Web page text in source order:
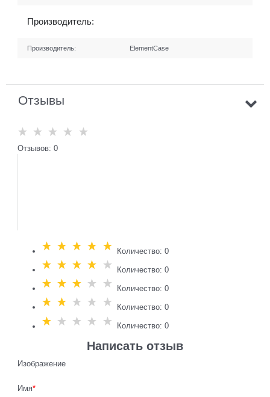
Производитель:
Производитель: ElementCase
Отзывы
Отзывов: 0
Количество: 0
Количество: 0
Количество: 0
Количество: 0
Количество: 0
Написать отзыв
Изображение
Имя